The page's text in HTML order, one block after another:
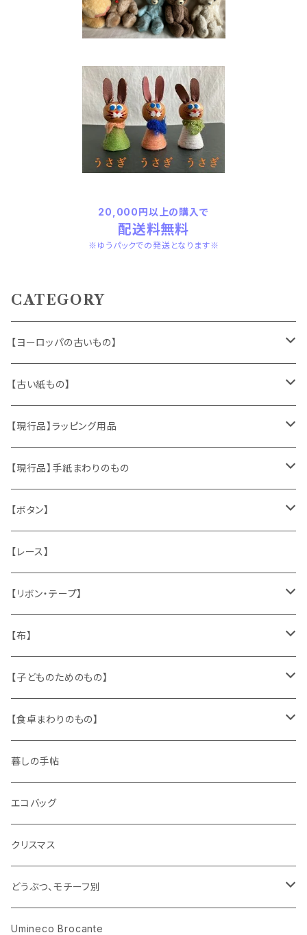
20,000円以上の購入で
配送料無料
※ゆうパックでの発送となります※
CATEGORY
【ヨーロッパの古いもの】
ヴィンテージアクセサリー
おもちゃ、ぬいぐるみ
くま、テディベア
うさぎ
キャラクター
ピノキオ
ヴィンテージファブリック
ハンドメイド製品
お部屋に飾るもの
メタル製品
缶、箱
陶磁器
文房具
木製品
ミニチュア、ドールハウス
【古い紙もの】
切手、FDC
ポストカード、カレンダー
マッチラベル、食品ラベル
蔵書票、荷札、ビュバー、伝票
シール、ステッカー、クロモス
袋、箱、ナプキン、コースター
パズル、ゲーム
古本、古雑誌、古えほん
古レコード
古せっけん
ラッピングペーパー、壁紙
【現行品】ラッピング用品
伝票、タグ、シール
袋、ラッピングペーパー
ひも、テープ
【現行品】手紙まわりのもの
封筒、ポストカード
切手
スタンプ
文房具
【ボタン】
木
貝
メタル
ガラス
プラスチック
紙
【レース】
【リボン・テープ】
チロルテープ・イニシャルテープ
トリム
ワッペン
【布】
キッチンクロス、ナプキン
ニット
布地
【子どものためのもの】
身に着けるもの
【食卓まわりのもの】
ガラス
花びん
小物入れ
陶磁器
カップアンドソーサー
プレート
木製品
ホーロー
メタル
暮しの手帖
エコバッグ
クリスマス
どうぶつ、モチーフ別
くま、ベア
Umineco Brocante